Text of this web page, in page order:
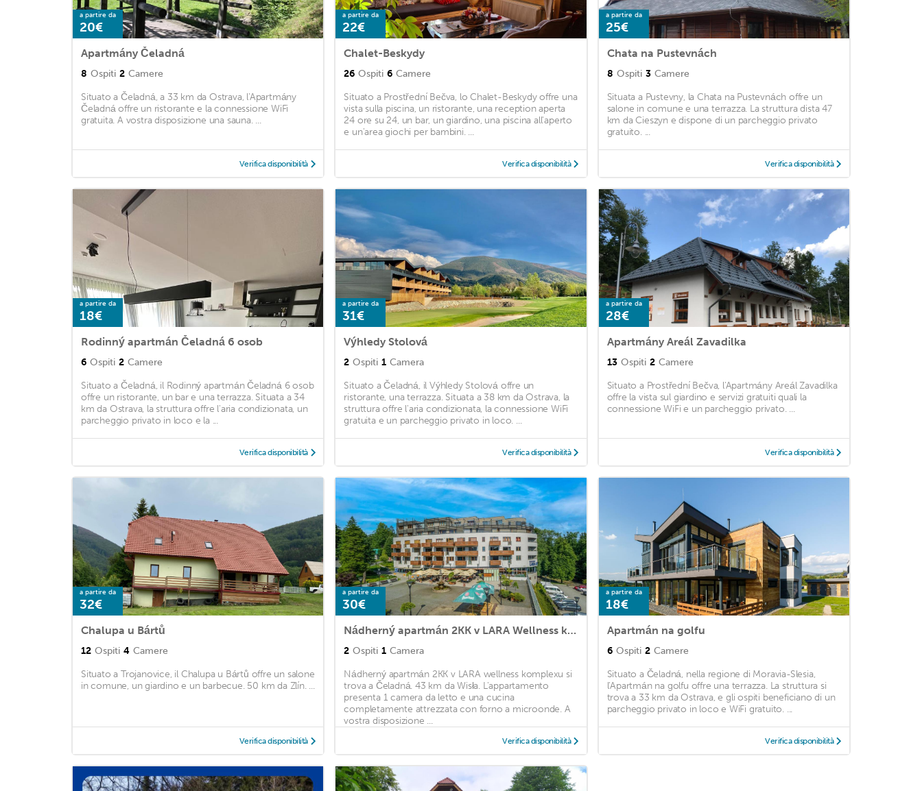
a partire da
20€
Apartmány Čeladná
8 Ospiti 2 Camere
Situato a Čeladná, a 33 km da Ostrava, l'Apartmány
Čeladná offre un ristorante e la connessione WiFi
gratuita. A vostra disposizione una sauna. ...
Verifica disponibilità
a partire da
22€
Chalet-Beskydy
26 Ospiti 6 Camere
Situato a Prostřední Bečva, lo Chalet-Beskydy offre una
vista sulla piscina, un ristorante, una reception aperta
24 ore su 24, un bar, un giardino, una piscina all'aperto
e un'area giochi per bambini. ...
Verifica disponibilità
a partire da
25€
Chata na Pustevnách
8 Ospiti 3 Camere
Situata a Pustevny, la Chata na Pustevnách offre un
salone in comune e una terrazza. La struttura dista 47
km da Cieszyn e dispone di un parcheggio privato
gratuito. ...
Verifica disponibilità
a partire da
18€
Rodinný apartmán Čeladná 6 osob
6 Ospiti 2 Camere
Situato a Čeladná, il Rodinný apartmán Čeladná 6 osob
offre un ristorante, un bar e una terrazza. Situata a 34
km da Ostrava, la struttura offre l'aria condizionata, un
parcheggio privato in loco e la ...
Verifica disponibilità
a partire da
31€
Výhledy Stolová
2 Ospiti 1 Camera
Situato a Čeladná, il Výhledy Stolová offre un
ristorante, una terrazza. Situata a 38 km da Ostrava, la
struttura offre l'aria condizionata, la connessione WiFi
gratuita e un parcheggio privato in loco. ...
Verifica disponibilità
a partire da
28€
Apartmány Areál Zavadilka
13 Ospiti 2 Camere
Situato a Prostřední Bečva, l'Apartmány Areál Zavadilka
offre la vista sul giardino e servizi gratuiti quali la
connessione WiFi e un parcheggio privato. ...
Verifica disponibilità
a partire da
32€
Chalupa u Bártů
12 Ospiti 4 Camere
Situato a Trojanovice, il Chalupa u Bártů offre un salone
in comune, un giardino e un barbecue. 50 km da Zlín. ...
Verifica disponibilità
a partire da
30€
Nádherný apartmán 2KK v LARA Wellness komplexu
2 Ospiti 1 Camera
Nádherný apartmán 2KK v LARA wellness komplexu si
trova a Čeladná. 43 km da Wisła. L'appartamento
presenta 1 camera da letto e una cucina
completamente attrezzata con forno a microonde. A
vostra disposizione ...
Verifica disponibilità
a partire da
18€
Apartmán na golfu
6 Ospiti 2 Camere
Situato a Čeladná, nella regione di Moravia-Slesia,
l'Apartmán na golfu offre una terrazza. La struttura si
trova a 33 km da Ostrava, e gli ospiti beneficiano di un
parcheggio privato in loco e WiFi gratuito. ...
Verifica disponibilità